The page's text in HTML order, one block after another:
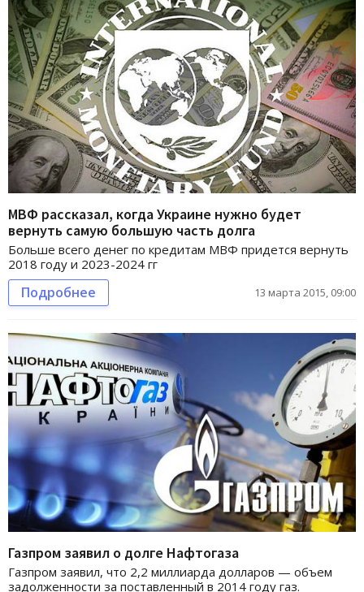
МВФ рассказал, когда Украине нужно будет
вернуть самую большую часть долга
Больше всего денег по кредитам МВФ придется вернуть
2018 году и 2023-2024 гг
Подробнее 13 марта 2015, 09:00
Газпром заявил о долге Нафтогаза
Газпром заявил, что 2,2 миллиарда долларов — объем
задолженности за поставленный в 2014 году газ.